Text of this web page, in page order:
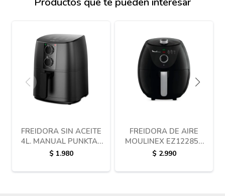
FREIDORA SIN ACEITE
4L. MANUAL PUNKTAL
PK-354
$ 1.980
FREIDORA DE AIRE
MOULINEX EZ122858
1200W
$ 2.990